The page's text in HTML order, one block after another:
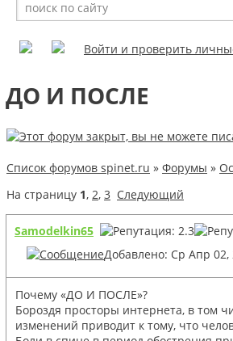
Войти и проверить
ДО И ПОСЛЕ
Список форумов spinet.ru » Форумы »
На страницу 1, 2, 3 Следующий
Samodelkin65
Добавлено: Ср Апр 02,
Почему «ДО И ПОСЛЕ»?
Бороздя просторы интернета, в том
изменений приводит к тому, что